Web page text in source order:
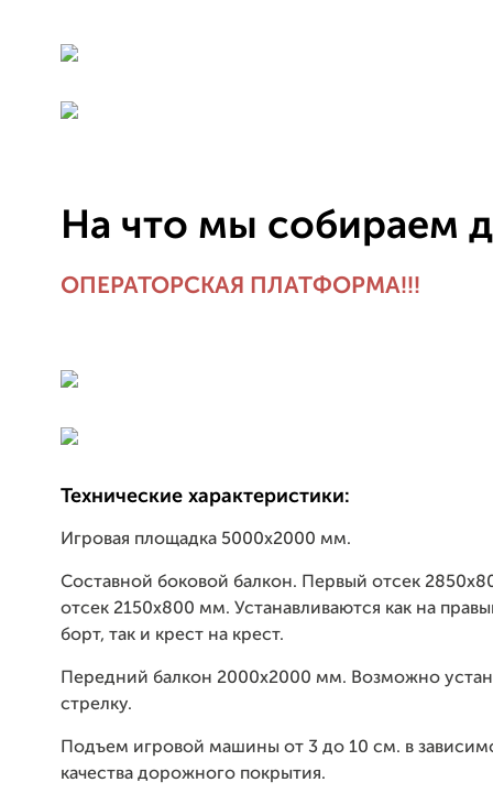
На что мы собираем
ОПЕРАТОРСКАЯ ПЛАТФОРМА!!!
Технические характеристики:
Игровая площадка 5000х2000 мм.
Составной боковой балкон. Первый отсек
отсек 2150х800 мм. Устанавливаются как на
борт, так и крест на крест.
Передний балкон 2000х2000 мм. Возможно
стрелку.
Подъем игровой машины от 3 до 10 см. в
качества дорожного покрытия.